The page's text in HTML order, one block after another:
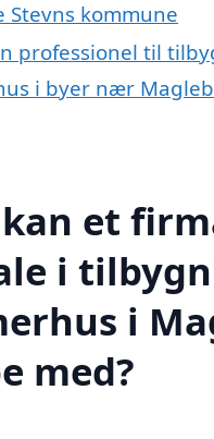
Stevns kommune
professionel til
i byer nær
et
i
i
med?